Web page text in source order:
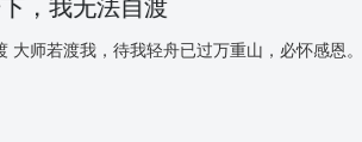
，我无法自渡
大师若渡我，待我轻舟已过万重山，必怀感恩。